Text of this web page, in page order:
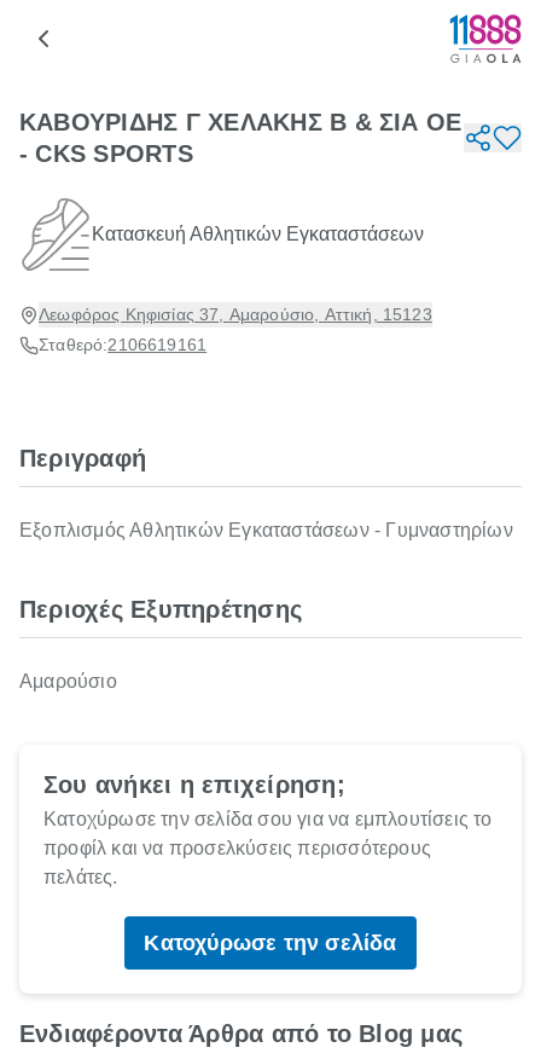
ΚΑΒΟΥΡΙΔΗΣ Γ ΧΕΛΑΚΗΣ Β & ΣΙΑ ΟΕ
- CKS SPORTS
Κατασκευή Αθλητικών Εγκαταστάσεων
Λεωφόρος Κηφισίας 37, Αμαρούσιο, Αττική, 15123
Σταθερό:2106619161
Περιγραφή
Εξοπλισμός Αθλητικών Εγκαταστάσεων - Γυμναστηρίων
Περιοχές Εξυπηρέτησης
Αμαρούσιο
Σου ανήκει η επιχείρηση;
Κατοχύρωσε την σελίδα σου για να εμπλουτίσεις το
προφίλ και να προσελκύσεις περισσότερους
πελάτες.
Κατοχύρωσε την σελίδα
Ενδιαφέροντα Άρθρα από το Blog μας